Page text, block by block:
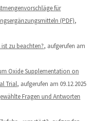
für
(PDF),
zu beachten?, aufgerufen am
Oxide Supplementation on
Trial, aufgerufen am 09.12.2025
Fragen und Antworten